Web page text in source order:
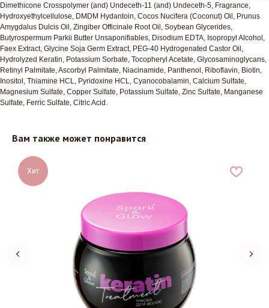
Dimethicone Crosspolymer (and) Undeceth-11 (and) Undeceth-5, Fragrance,
Hydroxyethylcellulose, DMDM Hydantoin, Cocos Nucifera (Coconut) Oil, Prunus
Amygdalus Dulcis Oil, Zingiber Officinale Root Oil, Soybean Glycerides,
Butyrospermum Parkii Butter Unsaponifiables, Disodium EDTA, Isopropyl Alcohol,
Faex Extract, Glycine Soja Germ Extract, PEG-40 Hydrogenated Castor Oil,
Hydrolyzed Keratin, Potassium Sorbate, Tocopheryl Acetate, Glycosaminoglycans,
Retinyl Palmitate, Ascorbyl Palmitate, Niacinamide, Panthenol, Riboflavin, Biotin,
Inositol, Thiamine HCL, Pyridoxine HCL, Cyanocobalamin, Calcium Sulfate,
Magnesium Sulfate, Copper Sulfate, Potassium Sulfate, Zinc Sulfate, Manganese
Sulfate, Ferric Sulfate, Citric Acid.
Вам также может понравится
Хит